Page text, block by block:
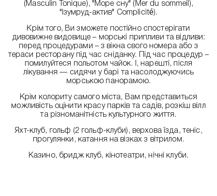
(Masculin Tonique), "Море сну" (Mer du sommeil),
"Ізумруд-актив" Complicité).
Крім того, Ви зможете постійно спостерігати
дивовижне видовище – морські припливи та відливи:
перед процедурами – з вікна свого номера або з
тераси ресторану під час сніданку. Під час процедур –
помилуйтеся польотом чайок. І, нарешті, після
лікування — сидячи у барі та насолоджуючись
морською панорамою.
Крім колориту самого міста, Вам представиться
можливість оцінити красу парків та садів, розкіш вілл
та різноманітність культурного життя.
Яхт-клуб, гольф (2 гольф-клуби), верхова їзда, теніс,
прогулянки, катання на візках з вітрилом.
Казино, бридж клуб, кінотеатри, нічні клуби.